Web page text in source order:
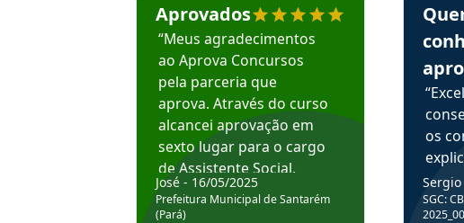
Aprovados
“Meus agradecimentos
ao Aprova Concursos
pela parceria que
aprova. Através do curso
alcancei aprovação em
sexto lugar para o cargo
de Assistente Social.
Hoje estou atuando na
Prefeitura de Santarém.
José - 16/05/2025
Prefeitura Municipal de Santarém
(Pará)
os
SGC: